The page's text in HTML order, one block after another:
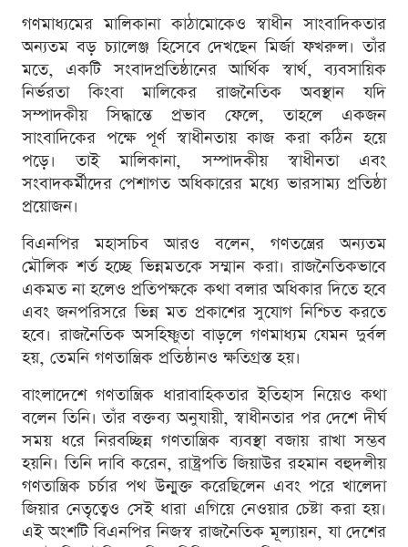
গণমাধ্যমের মালিকানা কাঠামোকেও স্বাধীন সাংবাদিকতার
অন্যতম বড় চ্যালেঞ্জ হিসেবে দেখছেন মির্জা ফখরুল। তাঁর
মতে, একটি সংবাদপ্রতিষ্ঠানের আর্থিক স্বার্থ, ব্যবসায়িক
নির্ভরতা কিংবা মালিকের রাজনৈতিক অবস্থান যদি
সম্পাদকীয় সিদ্ধান্তে প্রভাব ফেলে, তাহলে একজন
সাংবাদিকের পক্ষে পূর্ণ স্বাধীনতায় কাজ করা কঠিন হয়ে
পড়ে। তাই মালিকানা, সম্পাদকীয় স্বাধীনতা এবং
সংবাদকর্মীদের পেশাগত অধিকারের মধ্যে ভারসাম্য প্রতিষ্ঠা
প্রয়োজন।
বিএনপির মহাসচিব আরও বলেন, গণতন্ত্রের অন্যতম
মৌলিক শর্ত হচ্ছে ভিন্নমতকে সম্মান করা। রাজনৈতিকভাবে
একমত না হলেও প্রতিপক্ষকে কথা বলার অধিকার দিতে হবে
এবং জনপরিসরে ভিন্ন মত প্রকাশের সুযোগ নিশ্চিত করতে
হবে। রাজনৈতিক অসহিষ্ণুতা বাড়লে গণমাধ্যম যেমন দুর্বল
হয়, তেমনি গণতান্ত্রিক প্রতিষ্ঠানও ক্ষতিগ্রস্ত হয়।
বাংলাদেশে গণতান্ত্রিক ধারাবাহিকতার ইতিহাস নিয়েও কথা
বলেন তিনি। তাঁর বক্তব্য অনুযায়ী, স্বাধীনতার পর দেশে দীর্ঘ
সময় ধরে নিরবচ্ছিন্ন গণতান্ত্রিক ব্যবস্থা বজায় রাখা সম্ভব
হয়নি। তিনি দাবি করেন, রাষ্ট্রপতি জিয়াউর রহমান বহুদলীয়
গণতান্ত্রিক চর্চার পথ উন্মুক্ত করেছিলেন এবং পরে খালেদা
জিয়ার নেতৃত্বেও সেই ধারা এগিয়ে নেওয়ার চেষ্টা করা হয়।
এই অংশটি বিএনপির নিজস্ব রাজনৈতিক মূল্যায়ন, যা দেশের